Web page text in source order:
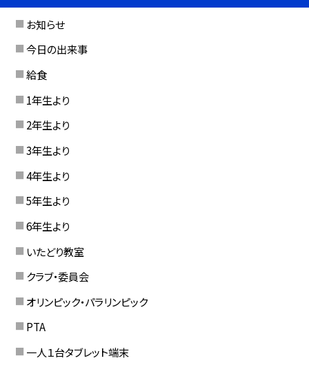
お知らせ
今日の出来事
給食
1年生より
2年生より
3年生より
4年生より
5年生より
6年生より
いたどり教室
クラブ・委員会
オリンピック・パラリンピック
PTA
一人１台タブレット端末